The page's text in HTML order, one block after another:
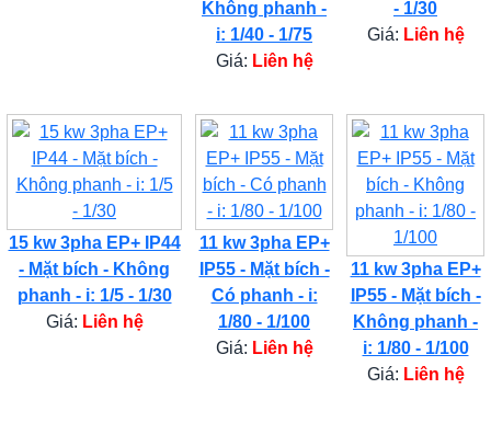
Không phanh -
i: 1/40 - 1/75
Giá: Liên hệ
- 1/30
Giá: Liên hệ
15 kw 3pha EP+ IP44
- Mặt bích - Không
phanh - i: 1/5 - 1/30
Giá: Liên hệ
11 kw 3pha EP+
IP55 - Mặt bích -
Có phanh - i:
1/80 - 1/100
Giá: Liên hệ
11 kw 3pha EP+
IP55 - Mặt bích -
Không phanh -
i: 1/80 - 1/100
Giá: Liên hệ